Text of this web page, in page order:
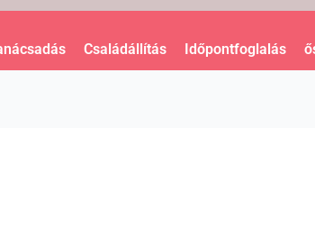
Családállítás Időpontfoglalás